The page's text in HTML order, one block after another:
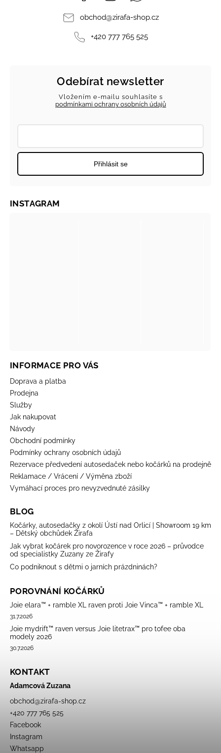
obchod@zirafa-shop.cz
+420 777 765 525
Odebírat newsletter
Vložením e-mailu souhlasíte s
podmínkami ochrany osobních údajů
Přihlásit se
INFORMACE PRO VÁS
Doprava a platba
Prodejna
Služby
Jak nakupovat
Návody
Obchodní podmínky
Podmínky ochrany osobních údajů
Rezervace předvedení autosedaček nebo kočárků na prodejně
Reklamace / Vrácení / Výměna zboží
Vymáhací proces pro nevyzvednuté zásilky
BLOG
Kočárky, autosedačky z okolí Ústí nad Orlicí | Showroom 19 km
– Dětský obchůdek Žirafa
Jak vybrat kočárek pro novorozence v roce 2026 – průvodce
od specialistky Zuzany ze Žirafy
Co podniknout s dětmi o jarních prázdninách?
POROVNÁNÍ KOČÁRKŮ
Joie elara™ + ramble XL raven proti Joie Vinca™ + ramble XL
31.7.2026
Joie mydrift™ raven versus Joie litetrax™ pro tofee oba
modely 2026
30.7.2026
KONTAKT
Adamcová Zuzana
obchod@zirafa-shop.cz
+420 777 765 525
Facebook
Instagram
Whatsapp
INSTAGRAM